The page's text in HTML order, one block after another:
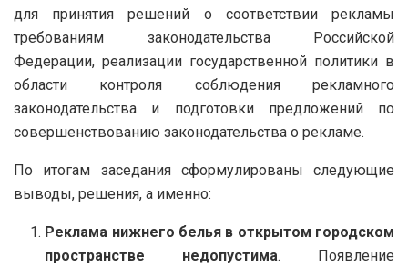
для принятия решений о соответствии рекламы
требованиям законодательства Российской
Федерации, реализации государственной политики в
области контроля соблюдения рекламного
законодательства и подготовки предложений по
совершенствованию законодательства о рекламе.
По итогам заседания сформулированы следующие
выводы, решения, а именно:
Реклама нижнего белья в открытом городском
пространстве недопустима. Появление